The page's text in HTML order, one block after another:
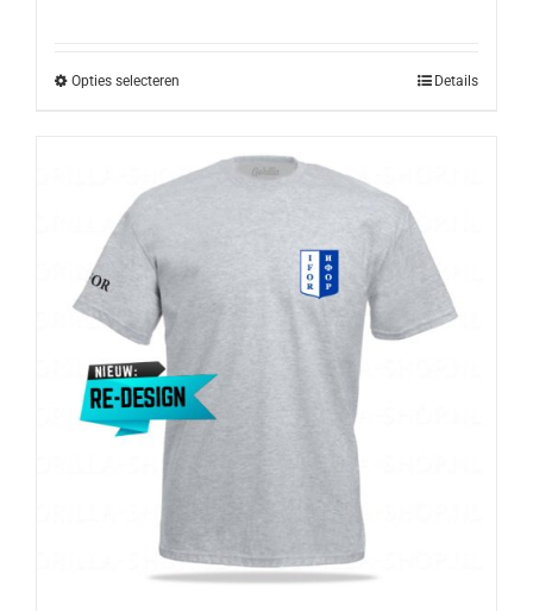
Opties selecteren Details